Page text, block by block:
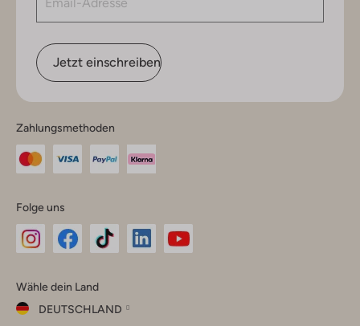
Jetzt einschreiben
Zahlungsmethoden
Folge uns
Instagram
Facebook
TikTok
Wähle dein Land
DEUTSCHLAND